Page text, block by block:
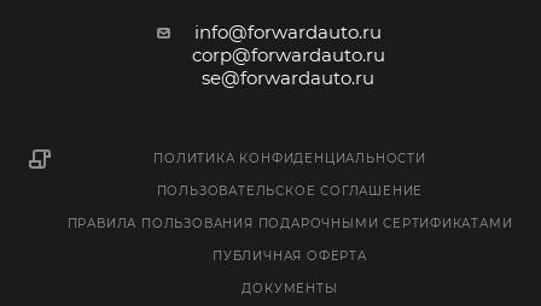
info@forwardauto.ru
corp@forwardauto.ru
se@forwardauto.ru
ПОЛИТИКА КОНФИДЕНЦИАЛЬНОСТИ
ПОЛЬЗОВАТЕЛЬСКОЕ СОГЛАШЕНИЕ
ПРАВИЛА ПОЛЬЗОВАНИЯ ПОДАРОЧНЫМИ СЕРТИФИКАТАМИ
ПУБЛИЧНАЯ ОФЕРТА
ДОКУМЕНТЫ